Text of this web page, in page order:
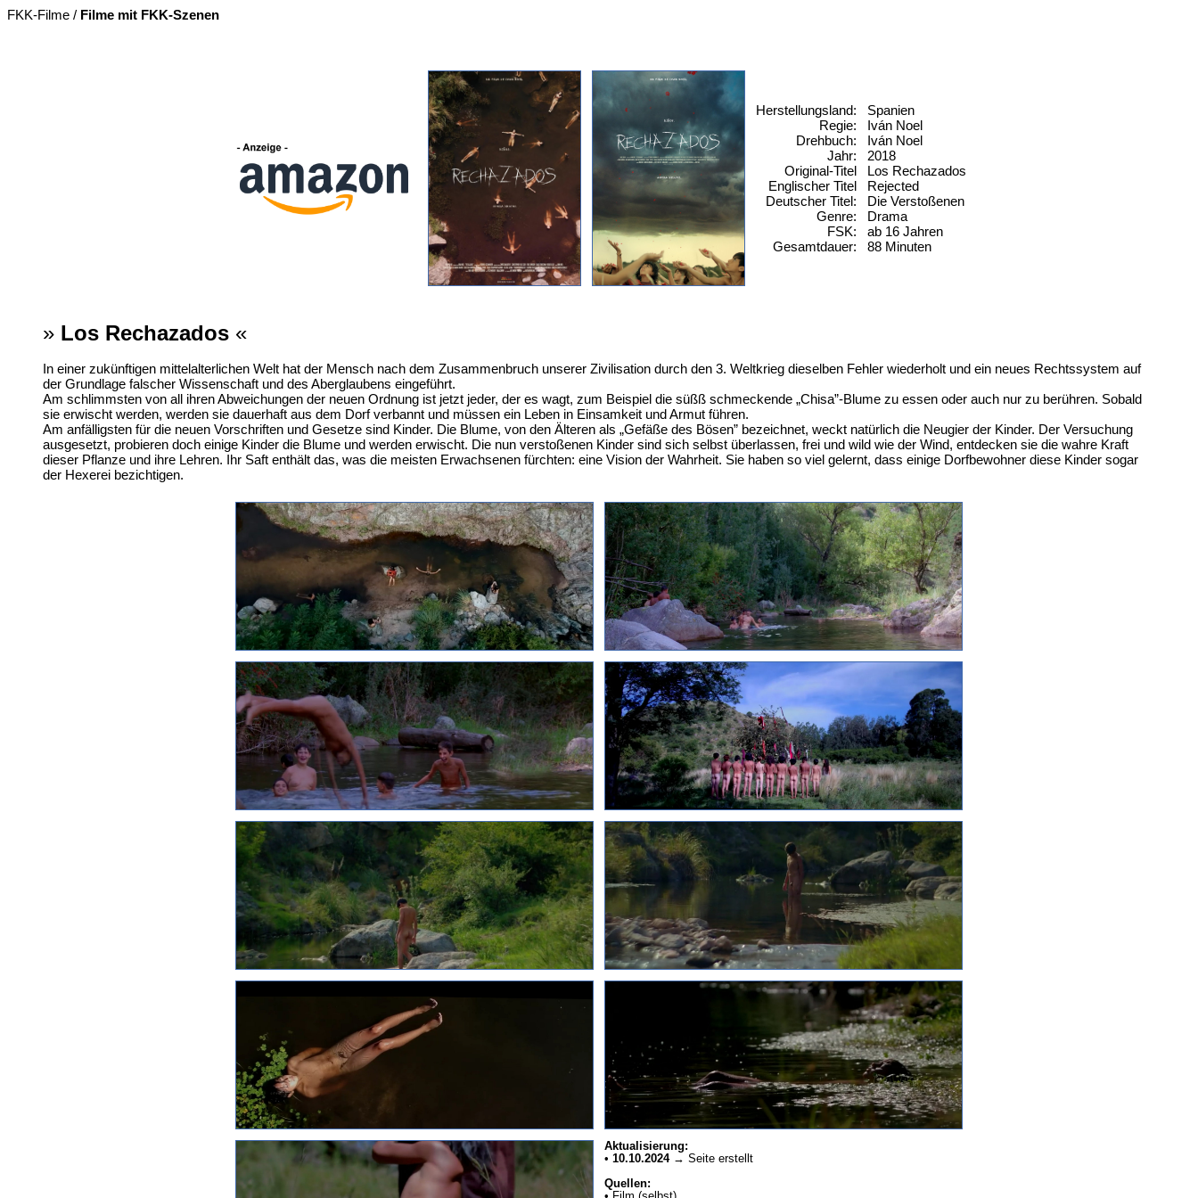
FKK-Filme / Filme mit FKK-Szenen
Herstellungsland:
Regie:
Drehbuch:
Jahr:
Original-Titel
Englischer Titel
Deutscher Titel:
Genre:
FSK:
Gesamtdauer:
Spanien
Iván Noel
Iván Noel
2018
Los Rechazados
Rejected
Die Verstoßenen
Drama
ab 16 Jahren
88 Minuten
» Los Rechazados «
In einer zukünftigen mittelalterlichen Welt hat der Mensch nach dem Zusammenbruch unserer Zivilisation durch den 3. Weltkrieg dieselben Fehler wiederholt und ein neues Rechtssystem auf
der Grundlage falscher Wissenschaft und des Aberglaubens eingeführt.
Am schlimmsten von all ihren Abweichungen der neuen Ordnung ist jetzt jeder, der es wagt, zum Beispiel die süßß schmeckende „Chisa”-Blume zu essen oder auch nur zu berühren. Sobald
sie erwischt werden, werden sie dauerhaft aus dem Dorf verbannt und müssen ein Leben in Einsamkeit und Armut führen.
Am anfälligsten für die neuen Vorschriften und Gesetze sind Kinder. Die Blume, von den Älteren als „Gefäße des Bösen” bezeichnet, weckt natürlich die Neugier der Kinder. Der Versuchung
ausgesetzt, probieren doch einige Kinder die Blume und werden erwischt. Die nun verstoßenen Kinder sind sich selbst überlassen, frei und wild wie der Wind, entdecken sie die wahre Kraft
dieser Pflanze und ihre Lehren. Ihr Saft enthält das, was die meisten Erwachsenen fürchten: eine Vision der Wahrheit. Sie haben so viel gelernt, dass einige Dorfbewohner diese Kinder sogar
der Hexerei bezichtigen.
Aktualisierung:
• 10.10.2024→ Seite erstellt
Quellen: